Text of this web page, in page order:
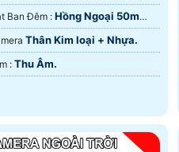
🌈 Giám sát Ban Đêm : Hồng Ngoại 50m
SMD.Thân Kim loại + Nhựa.
️💫 Đặt Điểm : Thu Âm.